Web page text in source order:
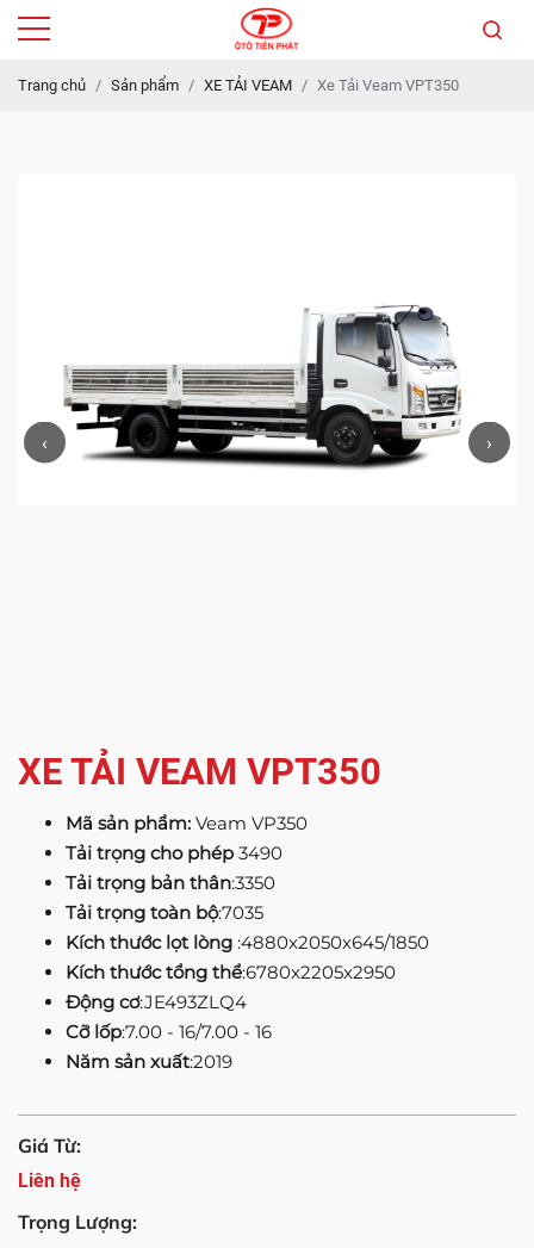
Trang chủ Sản phẩm XE TẢI VEAM Xe Tải Veam VPT350
‹ ›
XE TẢI VEAM VPT350
Mã sản phẩm: Veam VP350
Tải trọng cho phép 3490
Tải trọng bản thân:3350
Tải trọng toàn bộ:7035
Kích thước lọt lòng :4880x2050x645/1850
Kích thước tổng thể:6780x2205x2950
Động cơ:JE493ZLQ4
Cỡ lốp:7.00 - 16/7.00 - 16
Năm sản xuất:2019
Giá Từ:
Liên hệ
Trọng Lượng: